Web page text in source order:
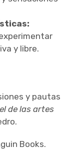
y libre.
y pautas
de las artes
Books.